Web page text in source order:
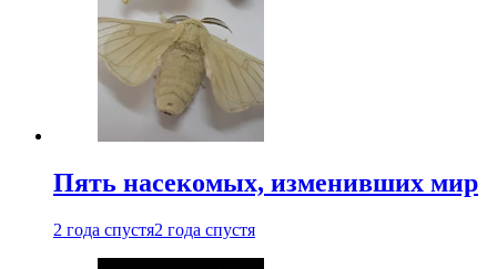
Пять насекомых, изменивших мир
2 года спустя2 года спустя